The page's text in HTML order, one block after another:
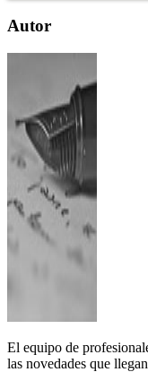
Autor
El equipo de
las novedades que